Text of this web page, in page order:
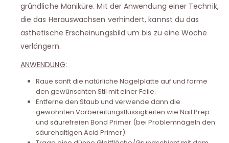
gründliche Maniküre. Mit der Anwendung einer Technik,
die das Herauswachsen verhindert, kannst du das
ästhetische Erscheinungsbild um bis zu eine Woche
verlängern.
ANWENDUNG:
Raue sanft die natürliche Nagelplatte auf und forme
den gewünschten Stil mit einer Feile.
Entferne den Staub und verwende dann die
gewohnten Vorbereitungsflüssigkeiten wie Nail Prep
und säurefreien Bond Primer (bei Problemnägeln den
säurehaltigen Acid Primer).